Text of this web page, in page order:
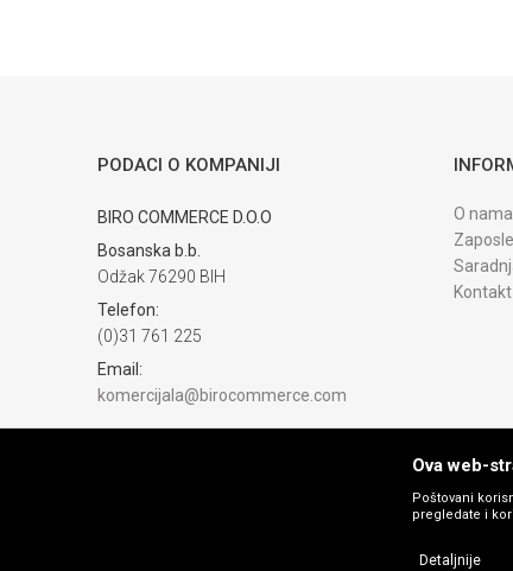
PODACI O KOMPANIJI
BIRO COMMERCE D.O.O
Bosanska b.b.
Odžak 76290 BIH
Telefon:
(0)31 761 225
Email:
komercijala@birocommerce.com
O nama
Kontakt
Ova web-
Poštovani
pregledate i
Detaljnije